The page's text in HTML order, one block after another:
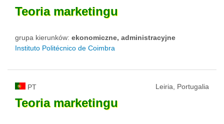
Teoria marketingu
grupa kierunków: ekonomiczne, administracyjne
Instituto Politécnico de Coimbra
PT Leiria, Portugalia
Teoria marketingu